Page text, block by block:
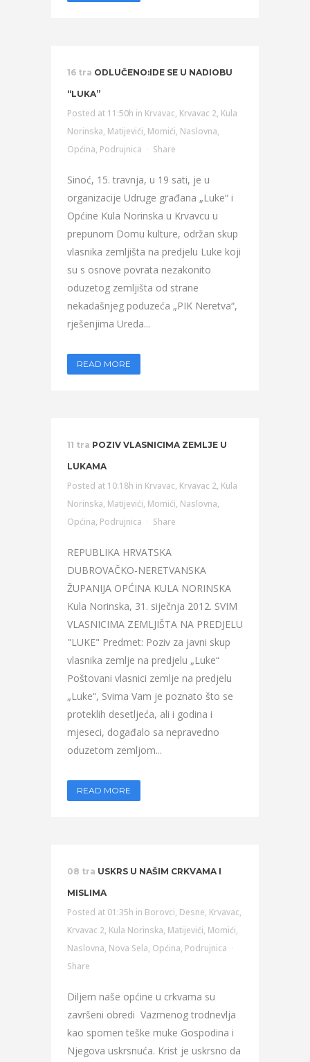
16 tra ODLUČENO:IDE SE U NADIOBU
“LUKA”
Posted at 11:50h in Krvavac, Krvavac 2, Kula
Norinska, Matijevići, Momići, Naslovna,
Općina, Podrujnica Share
Sinoć, 15. travnja, u 19 sati, je u
organizacije Udruge građana „Luke“ i
Općine Kula Norinska u Krvavcu u
prepunom Domu kulture, održan skup
vlasnika zemljišta na predjelu Luke koji
su s osnove povrata nezakonito
oduzetog zemljišta od strane
nekadašnjeg poduzeća „PIK Neretva“,
rješenjima Ureda...
READ MORE
11 tra POZIV VLASNICIMA ZEMLJE U
LUKAMA
Posted at 10:18h in Krvavac, Krvavac 2, Kula
Norinska, Matijevići, Momići, Naslovna,
Općina, Podrujnica Share
REPUBLIKA HRVATSKA
DUBROVAČKO-NERETVANSKA
ŽUPANIJA OPĆINA KULA NORINSKA
Kula Norinska, 31. siječnja 2012. SVIM
VLASNICIMA ZEMLJIŠTA NA PREDJELU
"LUKE" Predmet: Poziv za javni skup
vlasnika zemlje na predjelu „Luke“
Poštovani vlasnici zemlje na predjelu
„Luke“, Svima Vam je poznato što se
proteklih desetljeća, ali i godina i
mjeseci, događalo sa nepravedno
oduzetom zemljom...
READ MORE
08 tra USKRS U NAŠIM CRKVAMA I
MISLIMA
Posted at 01:35h in Borovci, Desne, Krvavac,
Krvavac 2, Kula Norinska, Matijevići, Momići,
Naslovna, Nova Sela, Općina, Podrujnica
Share
Diljem naše općine u crkvama su
završeni obredi Vazmenog trodnevlja
kao spomen teške muke Gospodina i
Njegova uskrsnuća. Krist je uskrsno da